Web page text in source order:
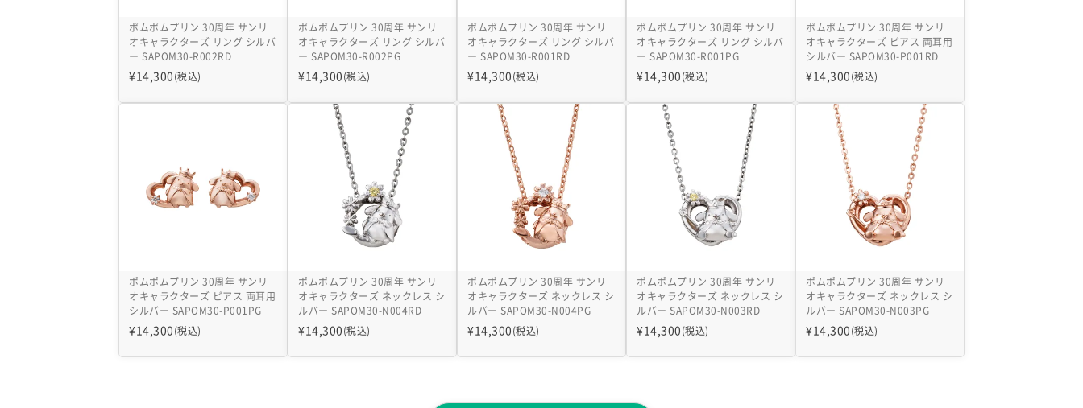
ポムポムプリン 30周年 サンリ
オキャラクターズ リング シルバ
ー SAPOM30-R002RD
¥14,300 (税込)
ポムポムプリン 30周年 サンリ
オキャラクターズ リング シルバ
ー SAPOM30-R002PG
¥14,300 (税込)
ポムポムプリン 30周年 サンリ
オキャラクターズ リング シルバ
ー SAPOM30-R001RD
¥14,300 (税込)
ポムポムプリン 30周年 サンリ
オキャラクターズ リング シルバ
ー SAPOM30-R001PG
¥14,300 (税込)
ポムポムプリン 30周年 サンリ
オキャラクターズ ピアス 両耳用
シルバー SAPOM30-P001RD
¥14,300 (税込)
ポムポムプリン 30周年 サンリ
オキャラクターズ ピアス 両耳用
シルバー SAPOM30-P001PG
¥14,300 (税込)
ポムポムプリン 30周年 サンリ
オキャラクターズ ネックレス シ
ルバー SAPOM30-N004RD
¥14,300 (税込)
ポムポムプリン 30周年 サンリ
オキャラクターズ ネックレス シ
ルバー SAPOM30-N004PG
¥14,300 (税込)
ポムポムプリン 30周年 サンリ
オキャラクターズ ネックレス シ
ルバー SAPOM30-N003RD
¥14,300 (税込)
ポムポムプリン 30周年 サンリ
オキャラクターズ ネックレス シ
ルバー SAPOM30-N003PG
¥14,300 (税込)